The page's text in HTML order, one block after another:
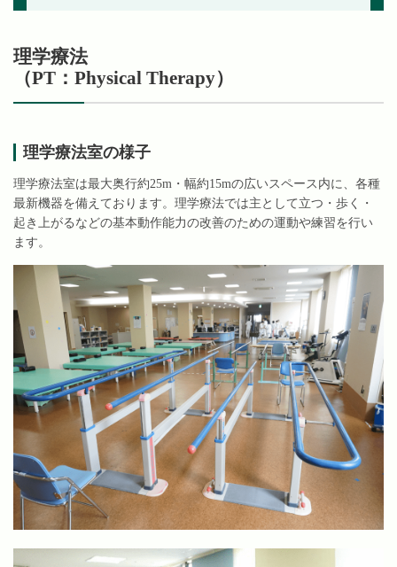
理学療法
（PT：Physical Therapy）
理学療法室の様子
理学療法室は最大奥行約25m・幅約15mの広いスペース内に、各種
最新機器を備えております。理学療法では主として立つ・歩く・
起き上がるなどの基本動作能力の改善のための運動や練習を行い
ます。